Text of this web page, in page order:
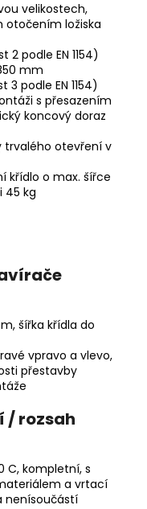
velikostech,
ložiska
2 podle EN 1154)
mm
3 podle EN 1154)
s přesazením
koncový doraz
trvalého otevření v
křídlo o max. šířce
45 kg
šířka křídla do
vpravo a vlevo,
přestavby
/ rozsah
C, kompletní, s
a vrtací
nenísoučástí